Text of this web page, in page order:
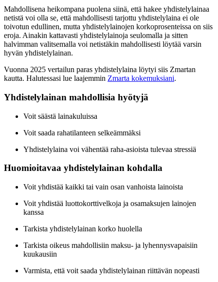
Mahdollisena heikompana puolena siinä, että hakee yhdistelylainaa
netistä voi olla se, että mahdollisesti tarjottu yhdistelylaina ei ole
toivotun edullinen, mutta yhdistelylainojen korkoprosenteissa on siis
eroja. Ainakin kattavasti yhdistelylainoja seulomalla ja sitten
halvimman valitsemalla voi netistäkin mahdollisesti löytää varsin
hyvän yhdistelylainan.
Vuonna 2025 vertailun paras yhdistelylaina löytyi siis Zmartan
kautta. Halutessasi lue laajemmin Zmarta kokemuksiani.
Yhdistelylainan mahdollisia hyötyjä
Voit säästä lainakuluissa
Voit saada rahatilanteen selkeämmäksi
Yhdistelylaina voi vähentää raha-asioista tulevaa stressiä
Huomioitavaa yhdistelylainan kohdalla
Voit yhdistää kaikki tai vain osan vanhoista lainoista
Voit yhdistää luottokorttivelkoja ja osamaksujen lainojen
kanssa
Tarkista yhdistelylainan korko huolella
Tarkista oikeus mahdollisiin maksu- ja lyhennysvapaisiin
kuukausiin
Varmista, että voit saada yhdistelylainan riittävän nopeasti